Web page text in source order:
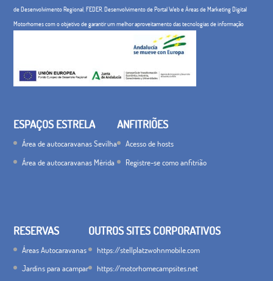
de Desenvolvimento Regional, FEDER. Desenvolvimento de Portal Web e Áreas de Marketing Digital
Motorhomes com o objetivo de garantir um melhor aproveitamento das tecnologias de informação
ESPAÇOS ESTRELA
Área de autocaravanas Sevilha
Área de autocaravanas Mérida
ANFITRIÕES
Acesso de hosts
Registre-se como anfitrião
RESERVAS
Áreas Autocaravanas
Jardins para acampar
OUTROS SITES CORPORATIVOS
https://stellplatzwohnmobile.com
https://motorhomecampsites.net